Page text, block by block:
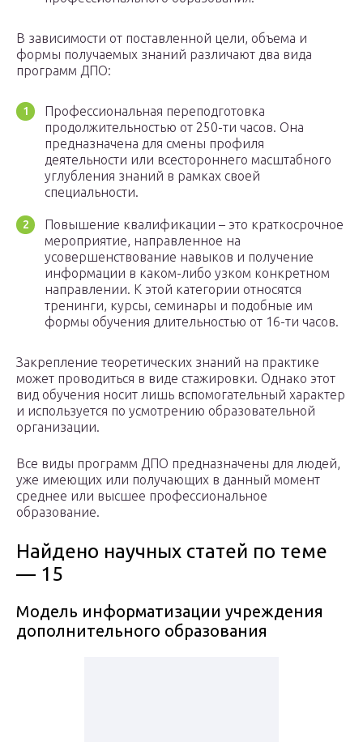
В зависимости от поставленной цели, объема и
формы получаемых знаний различают два вида
программ ДПО:
Профессиональная переподготовка
продолжительностью от 250-ти часов. Она
предназначена для смены профиля
деятельности или всестороннего масштабного
углубления знаний в рамках своей
специальности.
Повышение квалификации – это краткосрочное
мероприятие, направленное на
усовершенствование навыков и получение
информации в каком-либо узком конкретном
направлении. К этой категории относятся
тренинги, курсы, семинары и подобные им
формы обучения длительностью от 16-ти часов.
Закрепление теоретических знаний на практике
может проводиться в виде стажировки. Однако этот
вид обучения носит лишь вспомогательный характер
и используется по усмотрению образовательной
организации.
Все виды программ ДПО предназначены для людей,
уже имеющих или получающих в данный момент
среднее или высшее профессиональное
образование.
Найдено научных статей по теме
— 15
Модель информатизации учреждения
дополнительного образования